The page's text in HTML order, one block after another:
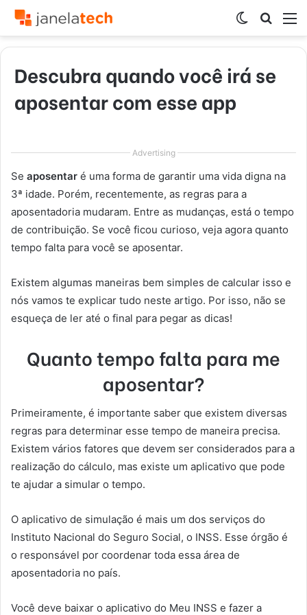
por
Switch
skin
Descubra quando você irá se
aposentar com esse app
Advertising
Se aposentar é uma forma de garantir uma vida digna na
3ª idade. Porém, recentemente, as regras para a
aposentadoria mudaram. Entre as mudanças, está o tempo
de contribuição. Se você ficou curioso, veja agora quanto
tempo falta para você se aposentar.
Existem algumas maneiras bem simples de calcular isso e
nós vamos te explicar tudo neste artigo. Por isso, não se
esqueça de ler até o final para pegar as dicas!
Quanto tempo falta para me
aposentar?
Primeiramente, é importante saber que existem diversas
regras para determinar esse tempo de maneira precisa.
Existem vários fatores que devem ser considerados para a
realização do cálculo, mas existe um aplicativo que pode
te ajudar a simular o tempo.
O aplicativo de simulação é mais um dos serviços do
Instituto Nacional do Seguro Social, o INSS. Esse órgão é
o responsável por coordenar toda essa área de
aposentadoria no país.
Você deve baixar o aplicativo do Meu INSS e fazer a